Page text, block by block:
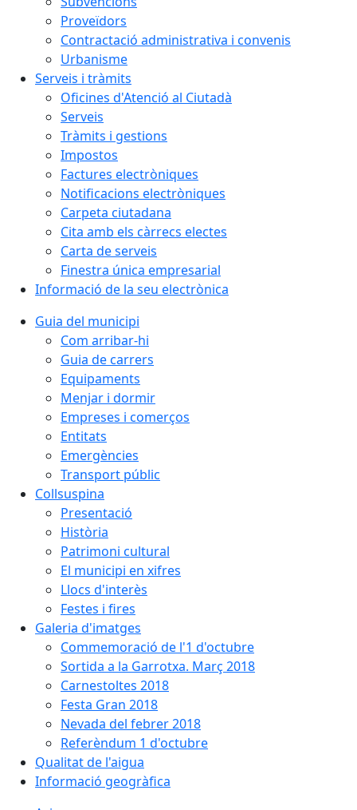
Proveïdors
Contractació administrativa i convenis
Urbanisme
Serveis i tràmits
Oficines d'Atenció al Ciutadà
Serveis
Tràmits i gestions
Impostos
Factures electròniques
Notificacions electròniques
Carpeta ciutadana
Cita amb els càrrecs electes
Carta de serveis
Finestra única empresarial
Informació de la seu electrònica
Guia del municipi
Com arribar-hi
Guia de carrers
Equipaments
Menjar i dormir
Empreses i comerços
Entitats
Emergències
Transport públic
Collsuspina
Presentació
Història
Patrimoni cultural
El municipi en xifres
Llocs d'interès
Festes i fires
Galeria d'imatges
Commemoració de l'1 d'octubre
Sortida a la Garrotxa. Març 2018
Carnestoltes 2018
Festa Gran 2018
Nevada del febrer 2018
Referèndum 1 d'octubre
Qualitat de l'aigua
Informació geogràfica